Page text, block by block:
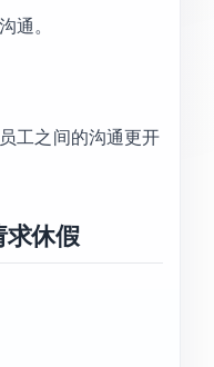
通。
工之间的沟通更开
求休假